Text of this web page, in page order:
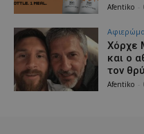
Afentiko
Χόρχε
και ο
τον
Afentiko